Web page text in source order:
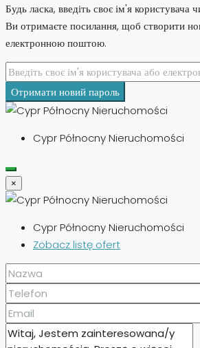
Будь ласка, введіть своє ім'я користувача
Ви отримаєте посилання, щоб створити
електронною поштою.
Отримати новий пароль
Cypr Północny Nieruchomości
×
Cypr Północny Nieruchomości
Zobacz listę ofert